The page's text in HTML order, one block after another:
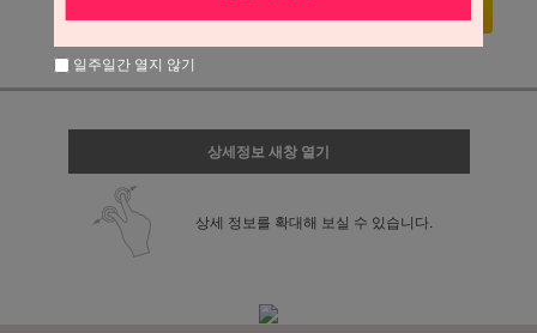
상세정보 새창 열기
상세 정보를 확대해 보실 수 있습니다.
일주일간 열지 않기